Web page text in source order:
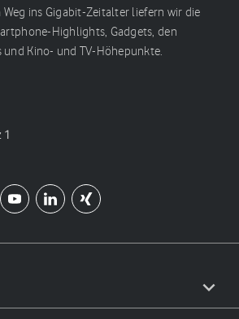
ins Gigabit-Zeitalter liefern wir die
Highlights, Gadgets, den
und Kino- und TV-Höhepunkte.
1